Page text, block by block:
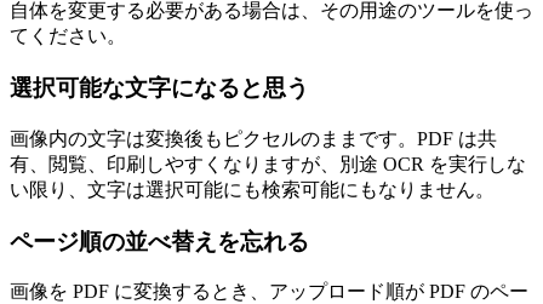
自体を変更する必要がある場合は、その用途のツールを使っ
てください。
選択可能な文字になると思う
画像内の文字は変換後もピクセルのままです。PDF は共
有、閲覧、印刷しやすくなりますが、別途 OCR を実行しな
い限り、文字は選択可能にも検索可能にもなりません。
ページ順の並べ替えを忘れる
画像を PDF に変換するとき、アップロード順が PDF のペー